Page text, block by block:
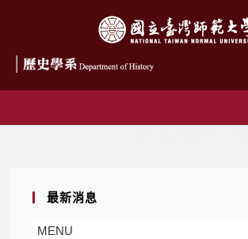
最新消息
MENU